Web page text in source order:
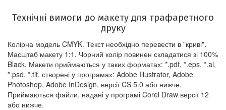
Технічні вимоги до макету для трафаретного
друку
Колірна модель CMYK. Текст необхідно перевести в "криві".
Масштаб макету 1:1. Чорний колір повинен складатися зі 100%
Black. Макети приймаються у таких форматах: *.pdf, *.eps, *.ai,
*.psd, *.tif, створені у програмах: Adobe Illustrator, Adobe
Photoshop, Adobe InDesign, версії CS 5.0 або нижче.
Приймаються файли, надані у програмі Corel Draw версії 12
або нижче.